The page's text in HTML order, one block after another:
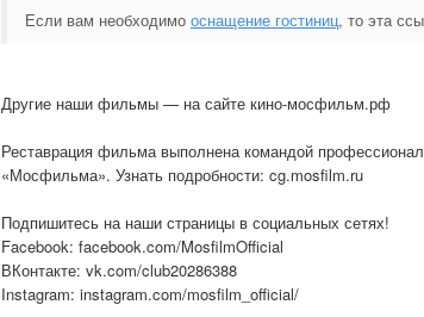
Если вам необходимо оснащение гостиниц, то эта
Другие наши фильмы — на сайте кино-мосфильм.рф
Реставрация фильма выполнена командой
«Мосфильма». Узнать подробности: cg.mosfilm.ru
Подпишитесь на наши страницы в социальных сетях!
Facebook: facebook.com/MosfilmOfficial
ВКонтакте: vk.com/club20286388
Instagram: instagram.com/mosfilm_official/